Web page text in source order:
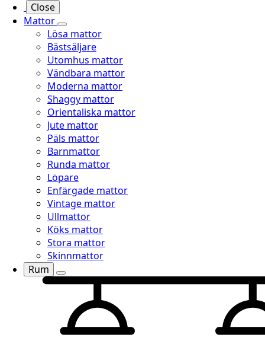
Close
Mattor
Lösa mattor
Bästsäljare
Utomhus mattor
Vändbara mattor
Moderna mattor
Shaggy mattor
Orientaliska mattor
Jute mattor
Päls mattor
Barnmattor
Runda mattor
Löpare
Enfärgade mattor
Vintage mattor
Ullmattor
Köks mattor
Stora mattor
Skinnmattor
Rum